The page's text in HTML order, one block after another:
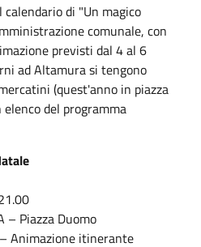
di "Un magico
comunale, con
previsti dal 4 al 6
ad Altamura si tengono
(quest'anno in piazza
del programma
– Piazza Duomo
– Animazione itinerante